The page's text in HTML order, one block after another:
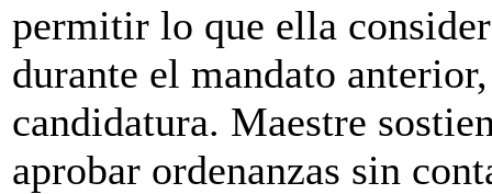
permitir lo que ella
durante el mandato
candidatura. Maestre
aprobar ordenanzas sin